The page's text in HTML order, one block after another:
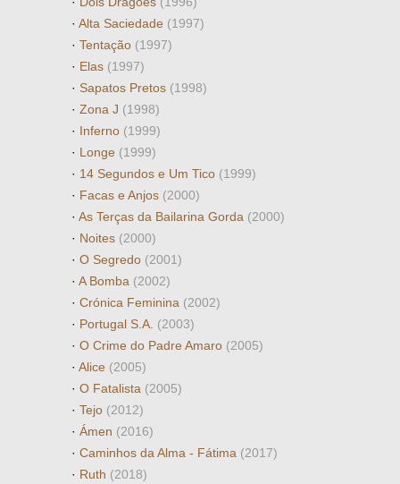
· Alta Saciedade (1997)
· Tentação (1997)
· Elas (1997)
· Sapatos Pretos (1998)
· Zona J (1998)
· Inferno (1999)
· Longe (1999)
· 14 Segundos e Um Tico (1999)
· Facas e Anjos (2000)
· As Terças da Bailarina Gorda (2000)
· Noites (2000)
· O Segredo (2001)
· A Bomba (2002)
· Crónica Feminina (2002)
· Portugal S.A. (2003)
· O Crime do Padre Amaro (2005)
· Alice (2005)
· O Fatalista (2005)
· Tejo (2012)
· Ámen (2016)
· Caminhos da Alma - Fátima (2017)
· Ruth (2018)